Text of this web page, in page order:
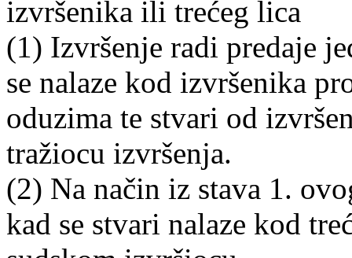
izvršenika ili trećeg lica
(1) Izvršenje radi predaje
se nalaze kod izvršenika
oduzima te stvari od
tražiocu izvršenja.
(2) Na način iz stava 1.
kad se stvari nalaze kod